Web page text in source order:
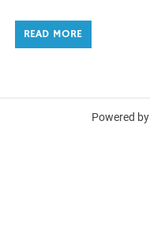
READ MORE
Powered by